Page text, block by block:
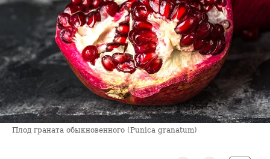
Плод граната обыкновенного (Punica granatum)